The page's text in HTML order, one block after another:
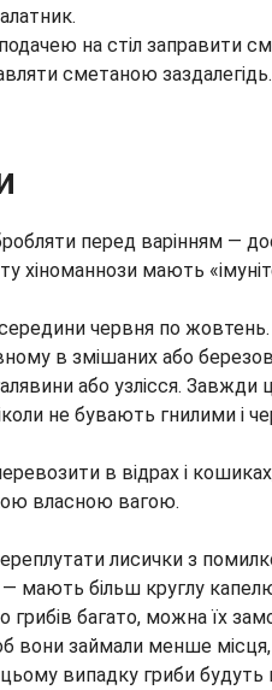
на стіл заправити
сметаною заздалегідь.
перед варінням —
хіноманнози мають
червня по
в змішаних або
або узлісся.
не бувають гнилими і
в відрах і
власною вагою.
лисички з
мають більш круглу
грибів багато, можна їх
вони займали менше
випадку гриби будуть